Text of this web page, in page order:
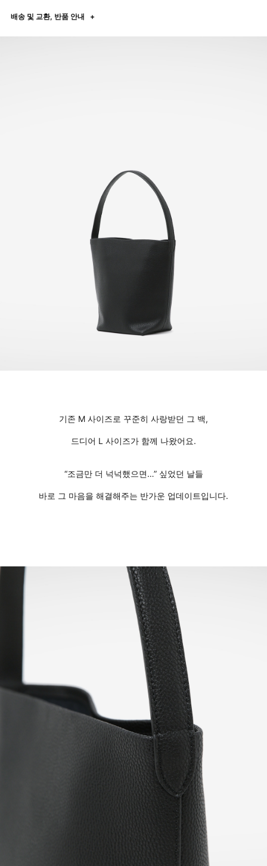
배송 및 교환, 반품 안내 +
기존 M 사이즈로 꾸준히 사랑받던 그 백,
드디어 L 사이즈가 함께 나왔어요.
“조금만 더 넉넉했으면…” 싶었던 날들
바로 그 마음을 해결해주는 반가운 업데이트입니다.